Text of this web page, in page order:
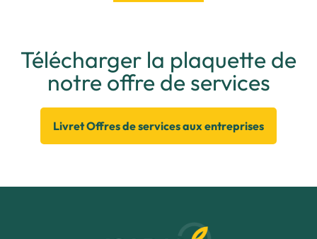
Télécharger la plaquette de
notre offre de services
Livret Offres de services aux entreprises